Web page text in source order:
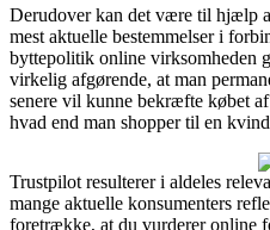
Derudover kan det være til hjælp
mest aktuelle bestemmelser i
byttepolitik online virksomheden
virkelig afgørende, at man
senere vil kunne bekræfte købet
hvad end man shopper til en
Trustpilot resulterer i aldeles
mange aktuelle konsumenters
foretrække, at du vurderer online